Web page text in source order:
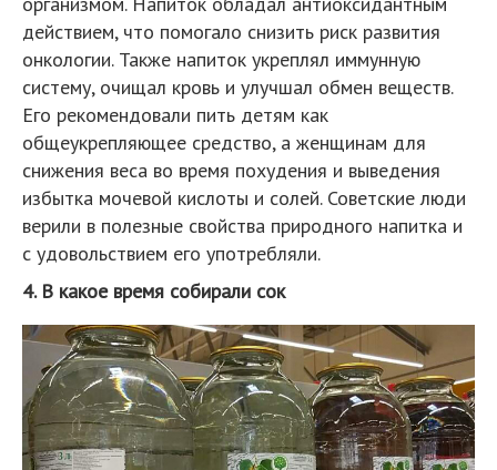
действием, что помогало снизить риск развития
онкологии. Также напиток укреплял иммунную
систему, очищал кровь и улучшал обмен веществ.
Его рекомендовали пить детям как
общеукрепляющее средство, а женщинам для
снижения веса во время похудения и выведения
избытка мочевой кислоты и солей. Советские люди
верили в полезные свойства природного напитка и
с удовольствием его употребляли.
4. В какое время собирали сок